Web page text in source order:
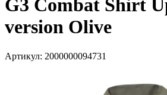
G3 Combat Shirt
version Olive
Артикул: 2000000094731